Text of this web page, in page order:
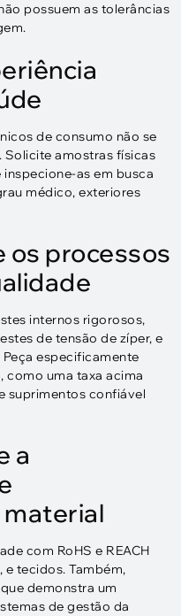
possuem as tolerâncias
de consumo não se
amostras físicas
as em busca
médico, exteriores
os processos
internos rigorosos,
de tensão de zíper, e
especificamente
como uma taxa acima
suprimentos confiável
a
com RoHS e REACH
e tecidos. Também,
demonstra um
de gestão da